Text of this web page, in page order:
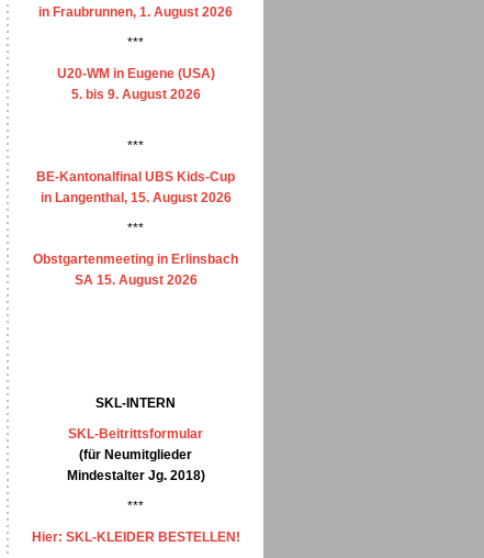
in Fraubrunnen, 1. August 2026
***
U20-WM in Eugene (USA)
5. bis 9. August 2026
***
BE-Kantonalfinal UBS Kids-Cup
in Langenthal, 15. August 2026
***
Obstgartenmeeting in Erlinsbach
SA 15. August 2026
SKL-INTERN
SKL-Beitrittsformular
(für Neumitglieder
Mindestalter Jg. 2018)
***
Hier: SKL-KLEIDER BESTELLEN!